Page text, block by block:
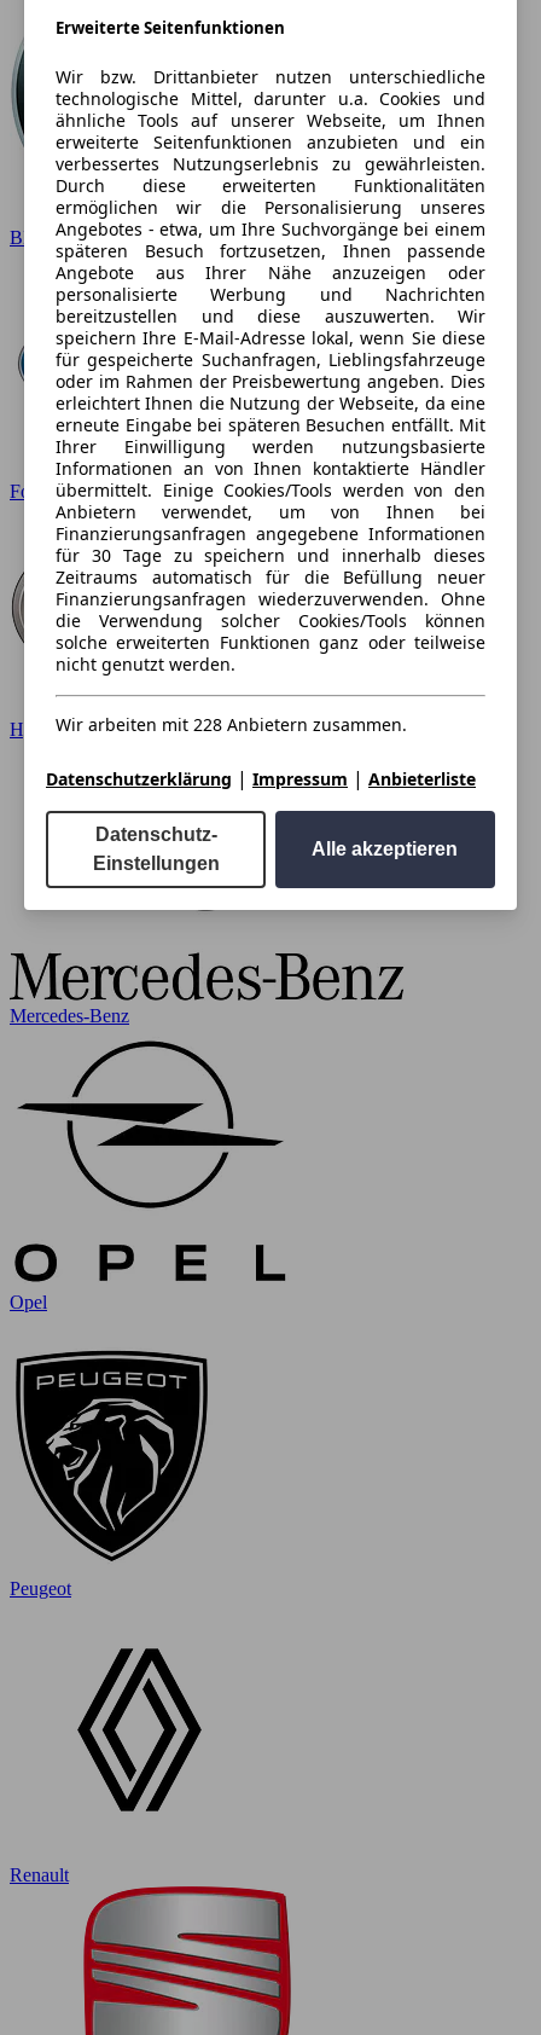
BMW
Ford
Hyundai
Mercedes-Benz
Opel
Peugeot
Renault
Erweiterte Seitenfunktionen
Wir bzw. Drittanbieter nutzen unterschiedliche
technologische Mittel, darunter u.a. Cookies und
ähnliche Tools auf unserer Webseite, um Ihnen
erweiterte Seitenfunktionen anzubieten und ein
verbessertes Nutzungserlebnis zu gewährleisten.
Durch diese erweiterten Funktionalitäten
ermöglichen wir die Personalisierung unseres
Angebotes - etwa, um Ihre Suchvorgänge bei einem
späteren Besuch fortzusetzen, Ihnen passende
Angebote aus Ihrer Nähe anzuzeigen oder
personalisierte Werbung und Nachrichten
bereitzustellen und diese auszuwerten. Wir
speichern Ihre E-Mail-Adresse lokal, wenn Sie diese
für gespeicherte Suchanfragen, Lieblingsfahrzeuge
oder im Rahmen der Preisbewertung angeben. Dies
erleichtert Ihnen die Nutzung der Webseite, da eine
erneute Eingabe bei späteren Besuchen entfällt. Mit
Ihrer Einwilligung werden nutzungsbasierte
Informationen an von Ihnen kontaktierte Händler
übermittelt. Einige Cookies/Tools werden von den
Anbietern verwendet, um von Ihnen bei
Finanzierungsanfragen angegebene Informationen
für 30 Tage zu speichern und innerhalb dieses
Zeitraums automatisch für die Befüllung neuer
Finanzierungsanfragen wiederzuverwenden. Ohne
die Verwendung solcher Cookies/Tools können
solche erweiterten Funktionen ganz oder teilweise
nicht genutzt werden.
Wir arbeiten mit 228 Anbietern zusammen.
Datenschutzerklärung | Impressum | Anbieterliste
Datenschutz-
Einstellungen
Alle akzeptieren